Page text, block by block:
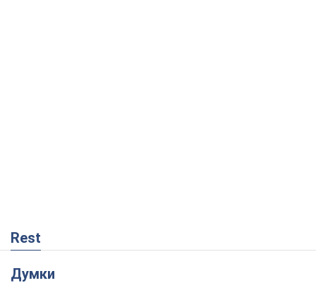
Rest
Думки